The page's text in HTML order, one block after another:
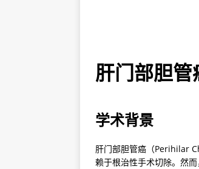
肝门部胆
学术背景
肝门部胆管癌（Perihilar
赖于根治性手术切除。然